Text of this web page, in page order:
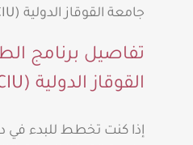
جامعة القوقاز الدولية (CIU) 2026.
تفاصيل برنامج
القوقاز الدولية (CIU) 2026
إذا كنت تخطط للبدء في